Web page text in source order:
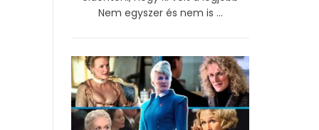
Nem egyszer és nem is ...